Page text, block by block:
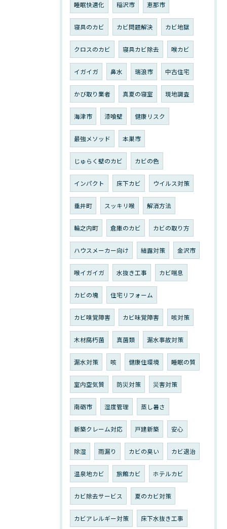
睡眠快適化 稲沢市 恵那市
寝具のカビ カビ問題解決 カビ地獄
クロスのカビ 寝具カビ除去 喉カビ
イガイガ 鼻水 瑞浪市 中古住宅
かび取り業者 真夏の寝室 現地調査
海津市 漆喰壁 健康リスク
最強メソッド 本巣市
じゅらく壁のカビ カビの色
インパクト 床下カビ ウイルス対策
垂井町 スッキリ喉 解消方法
輪之内町 倉庫のカビ カビの取り方
ハウスメーカー向け 結露対策 金沢市
喉イガイガ 水抜き工事 カビ喘息
カビの塊 住宅リフォーム
カビ嗅覚障害 カビ味覚障害 咳対策
木材腐朽菌 真菌類 漏水事故対策
漏水対策 咳 健康住環境 睡眠の質
室内空気質 防災対策 災害対策
南砺市 湿度管理 蒸し暑さ
新築クレーム対応 戸建新築 安心
除湿 雨漏り カビの臭い カビ退治
温泉地カビ 旅館カビ ホテルカビ
カビ除去サービス 夏のカビ対策
カビアレルギー対策 床下水抜き工事